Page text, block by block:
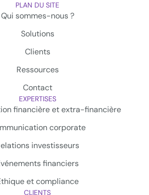
PLAN DU SITE
Qui sommes-nous ?
Solutions
Clients
Ressources
Contact
EXPERTISES
financière et extra-financière
corporate
investisseurs
financiers
et compliance
CLIENTS